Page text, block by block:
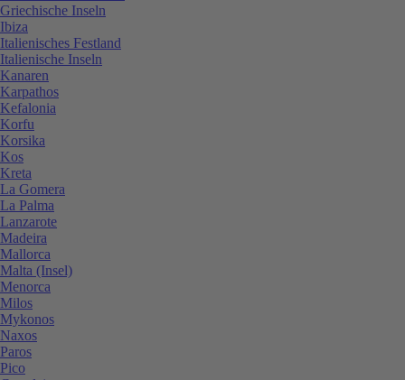
Griechische Inseln
Ibiza
Italienisches Festland
Italienische Inseln
Kanaren
Karpathos
Kefalonia
Korfu
Korsika
Kos
Kreta
La Gomera
La Palma
Lanzarote
Madeira
Mallorca
Malta (Insel)
Menorca
Milos
Mykonos
Naxos
Paros
Pico